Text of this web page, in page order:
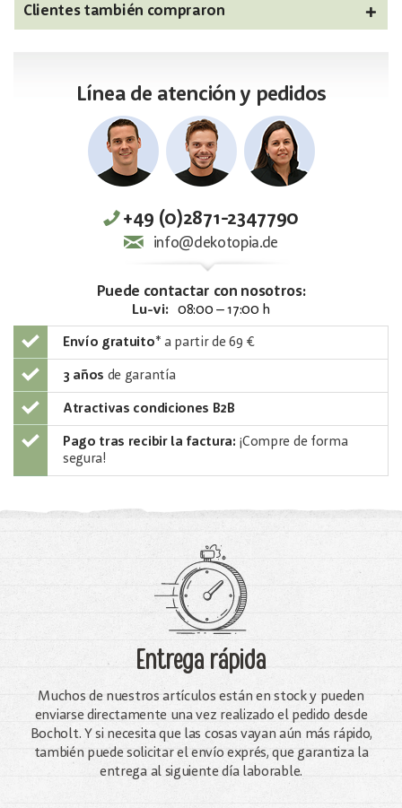
Clientes también compraron
Línea de atención y pedidos
+49 (0)2871-2347790
info@dekotopia.de
Puede contactar con nosotros:
Lu-vi: 08:00 – 17:00 h
Envío gratuito* a partir de 69 €
3 años de garantía
Atractivas condiciones B2B
Pago tras recibir la factura: ¡Compre de forma
segura!
Entrega rápida
Muchos de nuestros artículos están en stock y pueden
enviarse directamente una vez realizado el pedido desde
Bocholt. Y si necesita que las cosas vayan aún más rápido,
también puede solicitar el envío exprés, que garantiza la
entrega al siguiente día laborable.